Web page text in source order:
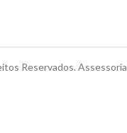
Reservados.